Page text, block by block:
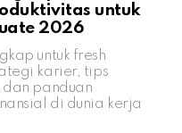
untuk
2026
untuk fresh
karier, tips
panduan
di dunia kerja